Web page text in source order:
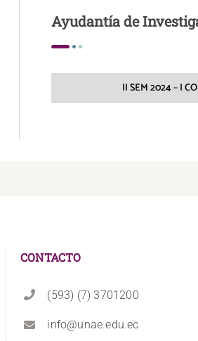
Ayudantía de
II SEM 2024 – I
CONTACTO
(593) (7) 3701200
info@unae.edu.ec